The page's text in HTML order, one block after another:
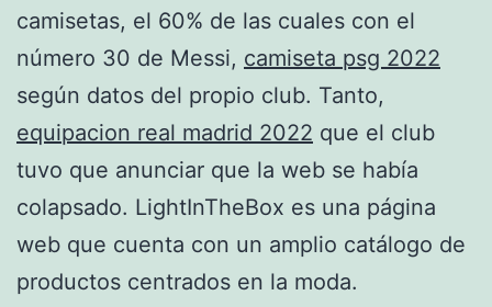
camisetas, el 60% de las cuales con el
número 30 de Messi, camiseta psg 2022
según datos del propio club. Tanto,
equipacion real madrid 2022 que el club
tuvo que anunciar que la web se había
colapsado. LightInTheBox es una página
web que cuenta con un amplio catálogo de
productos centrados en la moda.